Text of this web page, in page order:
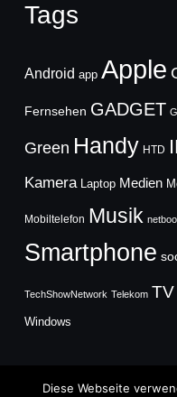
Tags
Android app Apple
Fernsehen GADGET
Green Handy HTD
Kamera Laptop Medien
Mobiltelefon Musik
Smartphone
TechShowNetwork Telekom TV
Windows
Diese Webseite